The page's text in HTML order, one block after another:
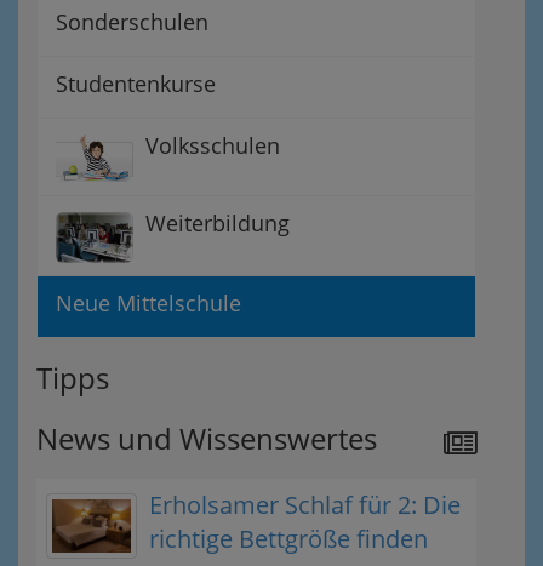
Sonderschulen
Studentenkurse
Volksschulen
Weiterbildung
Neue Mittelschule
Tipps
News und Wissenswertes
Erholsamer Schlaf für 2: Die
richtige Bettgröße finden